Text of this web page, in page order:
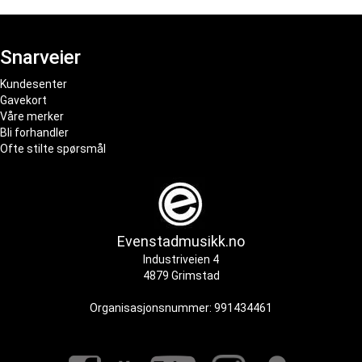
Snarveier
Kundesenter
Gavekort
Våre merker
Bli forhandler
Ofte stilte spørsmål
Evenstadmusikk.no
Industriveien 4
4879 Grimstad
Organisasjonsnummer: 991434461